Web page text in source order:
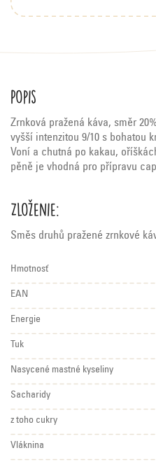
Popis
Zrnková pražená káva, směr
vyšší intenzitou 9/10 s bohatou
Voní a chutná po kakau,
pěně je vhodná pro přípravu
Zloženie:
Směs druhů pražené zrnkové
Hmotnosť
EAN
Energie
Tuk
Nasycené mastné kyseliny
Sacharidy
z toho cukry
Vláknina